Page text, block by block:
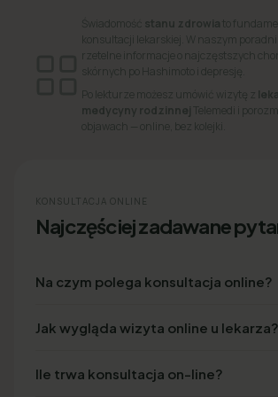
Świadomość stanu zdrowia to
konsultacji lekarskiej. W naszym
rzetelne informacje o najczęstszych
skórnych po Hashimoto i depresję.
Po lekturze możesz umówić wizytę z
medycyny rodzinnej Telemedi i
objawach — online, bez kolejki.
KONSULTACJA ONLINE
Najczęściej zadawane
Na czym polega konsultacja online?
Jak wygląda wizyta online u lekarza?
Ile trwa konsultacja on-line?